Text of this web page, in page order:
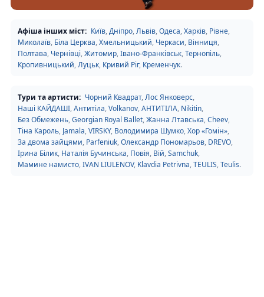
Афіша інших міст: Київ,Дніпро,Львів,Одеса,Харків, Рівне,
Миколаїв, Біла Церква,Хмельницький, Черкаси, Вінниця,
Полтава, Чернівці,Житомир,Івано-Франківськ,Тернопіль,
Кропивницький,Луцьк, Кривий Ріг, Кременчук.
Тури та артисти: Чорний Квадрат,Лос Янковерс,
Наші КАЙДАШІ,Антитіла,Volkanov,АНТИТІЛА, Nikitin,
Без Обмежень,Georgian Royal Ballet,Жанна Лтавська,Cheev,
Тіна Кароль, Jamala,VIRSKY, Володимира Шумко,Хор «Гомін»,
За двома зайцями, Parfeniuk,Олександр Пономарьов, DREVO,
Ірина Білик, Наталія Бучинська, Повія, Вій,Samchuk,
Мамине намисто,IVAN LIULENOV, Klavdia Petrivna,TEULIS,Teulis.